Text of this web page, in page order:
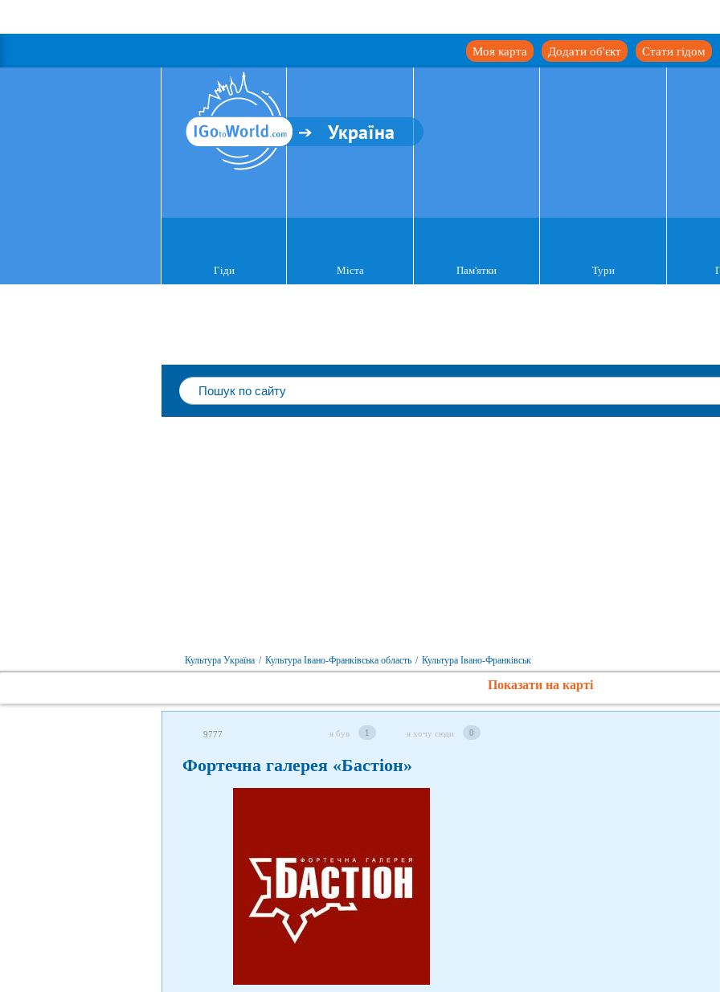
Стати гідом
Додати об'єкт
Моя карта
Україна
Гіди Міста Пам'ятки Тури
Культура Україна / Культура Івано-Франківська область / Культура Івано-Франківськ
Показати на карті
9777 я був 1 я хочу сюди 0
Фортечна галерея «Бастіон»